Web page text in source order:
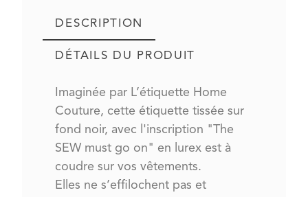
DESCRIPTION
DÉTAILS DU PRODUIT
Imaginée par L’étiquette Home
Couture, cette étiquette tissée sur
fond noir, avec l'inscription "The
SEW must go on" en lurex est à
coudre sur vos vêtements.
Elles ne s’effilochent pas et